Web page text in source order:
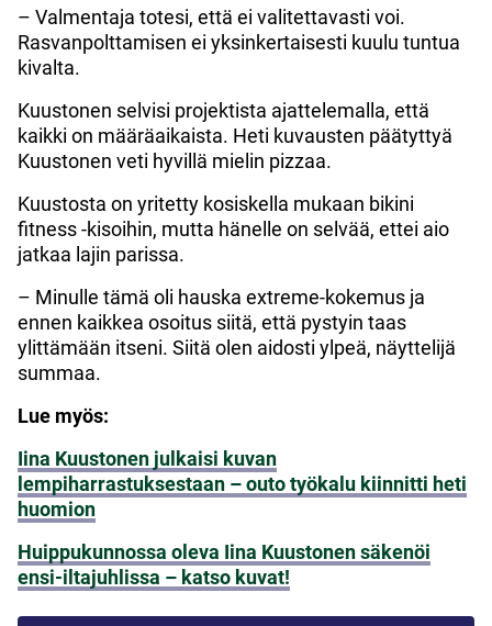
– Valmentaja totesi, että ei valitettavasti voi.
Rasvanpolttamisen ei yksinkertaisesti kuulu tuntua
kivalta.
Kuustonen selvisi projektista ajattelemalla, että
kaikki on määräaikaista. Heti kuvausten päätyttyä
Kuustonen veti hyvillä mielin pizzaa.
Kuustosta on yritetty kosiskella mukaan bikini
fitness -kisoihin, mutta hänelle on selvää, ettei aio
jatkaa lajin parissa.
– Minulle tämä oli hauska extreme-kokemus ja
ennen kaikkea osoitus siitä, että pystyin taas
ylittämään itseni. Siitä olen aidosti ylpeä, näyttelijä
summaa.
Lue myös:
Iina Kuustonen julkaisi kuvan
lempiharrastuksestaan – outo työkalu kiinnitti heti
huomion
Huippukunnossa oleva Iina Kuustonen säkenöi
ensi-iltajuhlissa – katso kuvat!